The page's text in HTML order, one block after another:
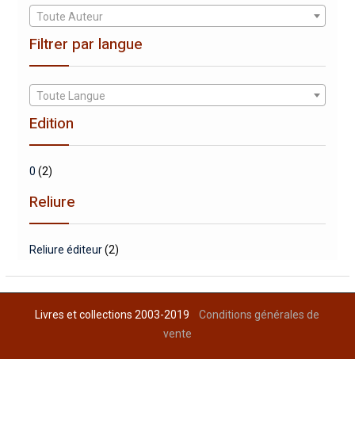
Toute Auteur
Filtrer par langue
Toute Langue
Edition
0 (2)
Reliure
Reliure éditeur (2)
Livres et collections 2003-2019Conditions générales de
vente